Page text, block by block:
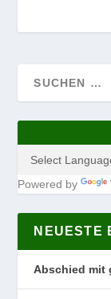
Powered by
NEUESTE
Abschied mit